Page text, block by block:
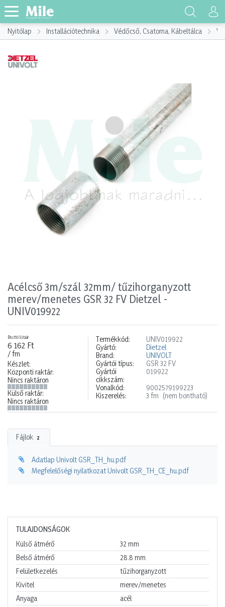
Nyitólap Installációtechnika Védőcső, Csatorna, Kábeltálca
Acélcső 3m/szál 32mm/ tűzihorganyzott
merev/menetes GSR 32 FV Dietzel -
UNIV019922
Bruttó listaár
6 162 Ft
/ fm
Készlet:
Központi raktár:
Nincs raktáron
Külső raktár:
Nincs raktáron
Termékkód:
UNIV019922
Gyártó:
Dietzel
Brand:
UNIVOLT
Gyártói típus:
GSR 32 FV
Gyártói
cikkszám:
019922
Vonalkód:
9002579199223
Kiszerelés:
3 fm (nem bontható)
Fájlok 2
Adatlap Univolt GSR_TH_hu.pdf
Megfelelőségi nyilatkozat Univolt GSR_TH_CE_hu.pdf
TULAJDONSÁGOK
Külső átmérő
32 mm
Belső átmérő
28.8 mm
Felületkezelés
tűzihorganyzott
Kivitel
merev/menetes
Anyaga
acél